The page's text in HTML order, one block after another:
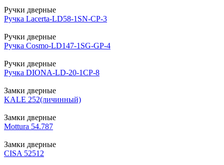
Ручки дверные
Ручка Lacerta-LD58-1SN-CP-3
Ручки дверные
Ручка Cosmo-LD147-1SG-GP-4
Ручки дверные
Ручка DIONA-LD-20-1CP-8
Замки дверные
KALE 252(личинный)
Замки дверные
Mottura 54.787
Замки дверные
CISA 52512